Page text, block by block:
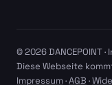
© 2026 DANCEPOINT
Diese Webseite
Impressum·AGB ·